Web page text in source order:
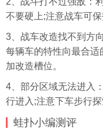
不要硬上;注意战车可保
3、战车改造找不到方
每辆车的特性向最合适
加改造槽位。
4、部分区域无法进入
行进入;注意下车步行探
蛙扑小编测评